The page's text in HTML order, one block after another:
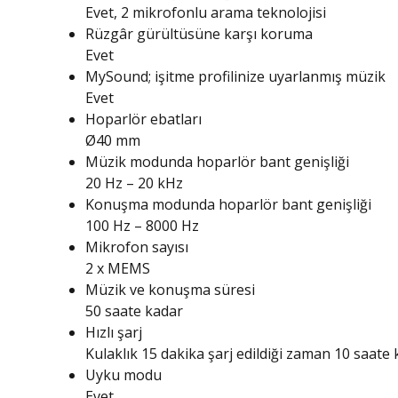
Evet, 2 mikrofonlu arama teknolojisi
Rüzgâr gürültüsüne karşı koruma
Evet
MySound; işitme profilinize uyarlanmış müzik
Evet
Hoparlör ebatları
Ø40 mm
Müzik modunda hoparlör bant genişliği
20 Hz – 20 kHz
Konuşma modunda hoparlör bant genişliği
100 Hz – 8000 Hz
Mikrofon sayısı
2 x MEMS
Müzik ve konuşma süresi
50 saate kadar
Hızlı şarj
Kulaklık 15 dakika şarj edildiği zaman 10 saate
Uyku modu